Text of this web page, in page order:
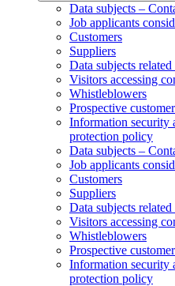
Data subjects –
Job applicants
Customers
Suppliers
Data subjects
Visitors accessing
Whistleblowers
Prospective
Information security
protection policy
Data subjects –
Job applicants
Customers
Suppliers
Data subjects
Visitors accessing
Whistleblowers
Prospective
Information security
protection policy